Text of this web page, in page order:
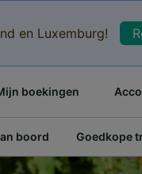
en Luxemburg!
boekingen
boord Goedkope